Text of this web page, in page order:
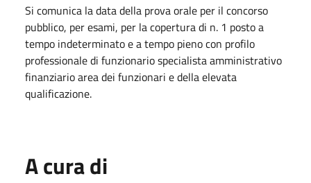
Si comunica la data della prova orale per il concorso
pubblico, per esami, per la copertura di n. 1 posto a
tempo indeterminato e a tempo pieno con profilo
professionale di funzionario specialista amministrativo
finanziario area dei funzionari e della elevata
qualificazione.
A cura di